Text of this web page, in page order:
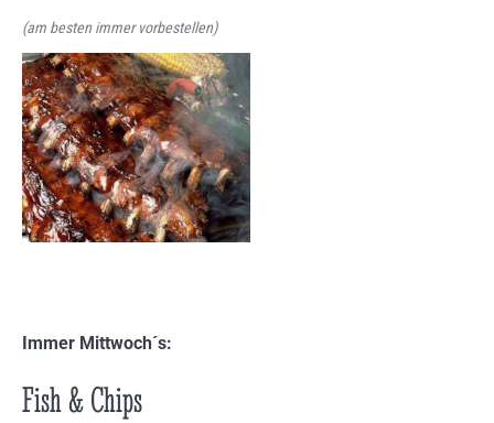
(am besten immer vorbestellen)
Immer Mittwoch´s:
Fish & Chips